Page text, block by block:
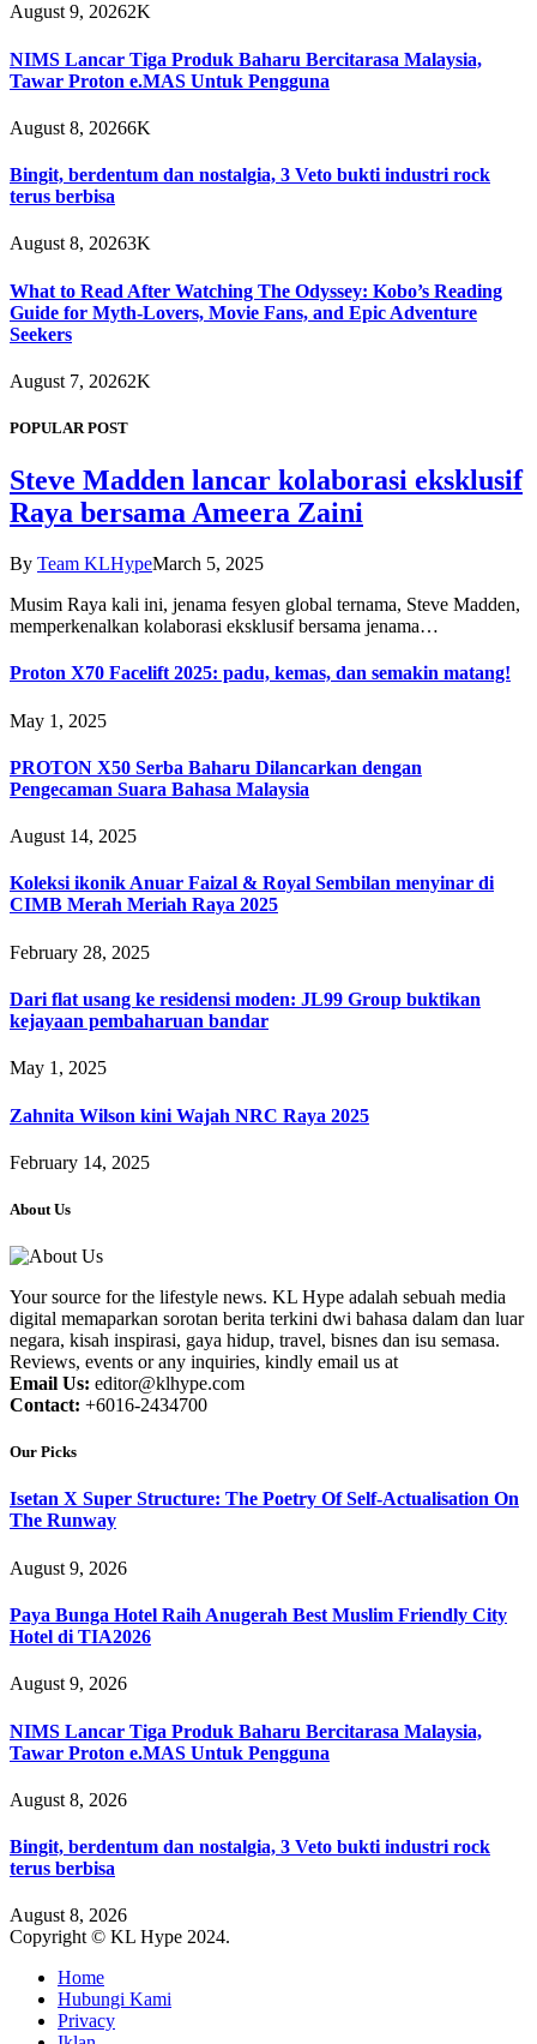
August 9, 20262K
NIMS Lancar Tiga Produk Baharu Bercitarasa Malaysia,
Tawar Proton e.MAS Untuk Pengguna
August 8, 20266K
Bingit, berdentum dan nostalgia, 3 Veto bukti industri rock
terus berbisa
August 8, 20263K
What to Read After Watching The Odyssey: Kobo’s Reading
Guide for Myth-Lovers, Movie Fans, and Epic Adventure
Seekers
August 7, 20262K
POPULAR POST
Steve Madden lancar kolaborasi eksklusif
Raya bersama Ameera Zaini
By Team KLHypeMarch 5, 2025
Musim Raya kali ini, jenama fesyen global ternama, Steve Madden,
memperkenalkan kolaborasi eksklusif bersama jenama…
Proton X70 Facelift 2025: padu, kemas, dan semakin matang!
May 1, 2025
PROTON X50 Serba Baharu Dilancarkan dengan
Pengecaman Suara Bahasa Malaysia
August 14, 2025
Koleksi ikonik Anuar Faizal & Royal Sembilan menyinar di
CIMB Merah Meriah Raya 2025
February 28, 2025
Dari flat usang ke residensi moden: JL99 Group buktikan
kejayaan pembaharuan bandar
May 1, 2025
Zahnita Wilson kini Wajah NRC Raya 2025
February 14, 2025
About Us
Your source for the lifestyle news. KL Hype adalah sebuah media
digital memaparkan sorotan berita terkini dwi bahasa dalam dan luar
negara, kisah inspirasi, gaya hidup, travel, bisnes dan isu semasa.
Reviews, events or any inquiries, kindly email us at
Email Us: editor@klhype.com
Contact: +6016-2434700
Our Picks
Isetan X Super Structure: The Poetry Of Self-Actualisation On
The Runway
August 9, 2026
Paya Bunga Hotel Raih Anugerah Best Muslim Friendly City
Hotel di TIA2026
August 9, 2026
NIMS Lancar Tiga Produk Baharu Bercitarasa Malaysia,
Tawar Proton e.MAS Untuk Pengguna
August 8, 2026
Bingit, berdentum dan nostalgia, 3 Veto bukti industri rock
terus berbisa
August 8, 2026
Copyright © KL Hype 2024.
Home
Hubungi Kami
Privacy